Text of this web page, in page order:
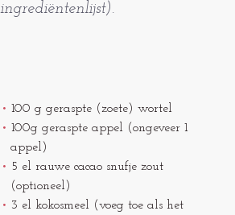
100 g geraspte (zoete) wortel
100g geraspte appel (ongeveer 1
appel)
5 el rauwe cacao snufje zout
(optioneel)
3 el kokosmeel (voeg toe als het